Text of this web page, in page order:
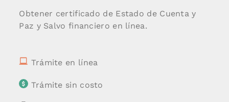
Obtener certificado de Estado de Cuenta y
Paz y Salvo financiero en línea.
Trámite en línea
Trámite sin costo